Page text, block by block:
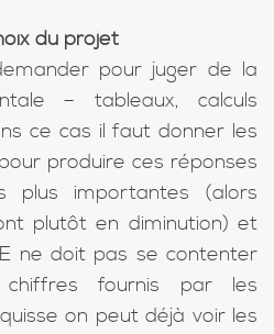
du projet
pour juger de la
– tableaux, calculs
ce cas il faut donner les
produire ces réponses
plus importantes (alors
plutôt en diminution) et
ne doit pas se contenter
fournis par les
on peut déjà voir les